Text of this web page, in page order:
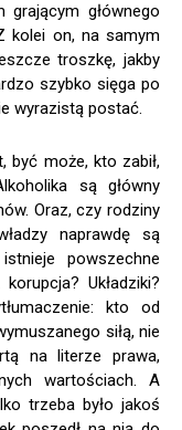
grającym głównego
kolei on, na samym
troszkę, jakby
szybko sięga po
wyrazistą postać.
być może, kto zabił,
są główny
Oraz, czy rodziny
naprawdę są
powszechne
Układziki?
kto od
siłą, nie
na literze prawa,
wartościach. A
trzeba było jakoś